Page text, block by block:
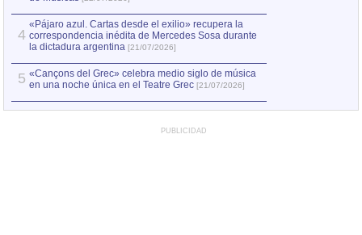
4
«Pájaro azul. Cartas desde el exilio» recupera la
correspondencia inédita de Mercedes Sosa durante
la dictadura argentina [21/07/2026]
5 «Cançons del Grec» celebra medio siglo de música
en una noche única en el Teatre Grec [21/07/2026]
PUBLICIDAD